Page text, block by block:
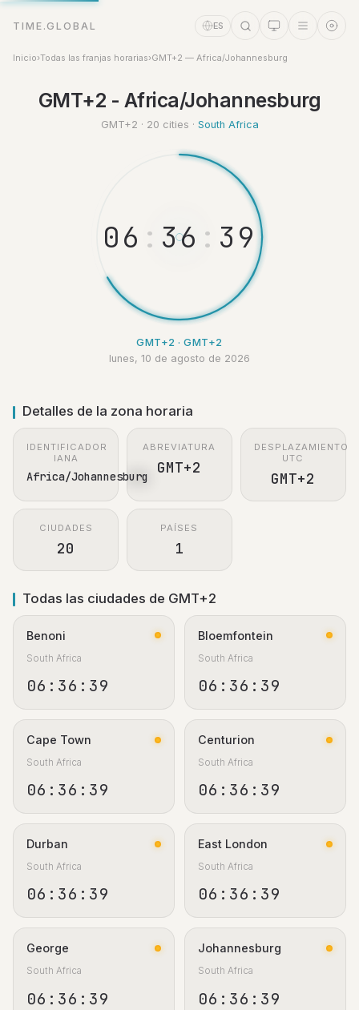
TIME.GLOBAL ES
Inicio›Todas las franjas horarias›GMT+2 — Africa/Johannesburg
GMT+2 - Africa/Johannesburg
GMT+2 · 20 cities · South Africa
06 : 36 : 4 0
GMT+2 · GMT+2
lunes, 10 de agosto de 2026
Detalles de la zona horaria
IDENTIFICADOR
IANA
Africa/Johannesburg
ABREVIATURA
GMT+2
DESPLAZAMIENTO
UTC
GMT+2
CIUDADES
20
PAÍSES
1
Todas las ciudades de GMT+2
Benoni
South Africa
06:36:40
Bloemfontein
South Africa
06:36:40
Cape Town
South Africa
06:36:40
Centurion
South Africa
06:36:40
Durban
South Africa
06:36:40
East London
South Africa
06:36:40
George
South Africa
06:36:40
Johannesburg
South Africa
06:36:40
Asistente de tiempo